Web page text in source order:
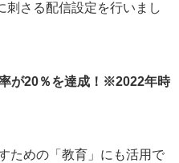
刺さる配信設定を行いまし
が20％を達成！※2022年時
ための「教育」にも活用で